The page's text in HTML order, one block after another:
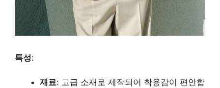
특성:
재료: 고급 소재로 제작되어 착용감이 편안합